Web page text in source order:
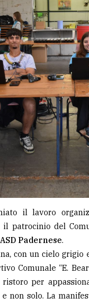
il lavoro
il patrocinio del
ASD Padernese.
con un cielo grigio
Comunale “E.
per
non solo. La